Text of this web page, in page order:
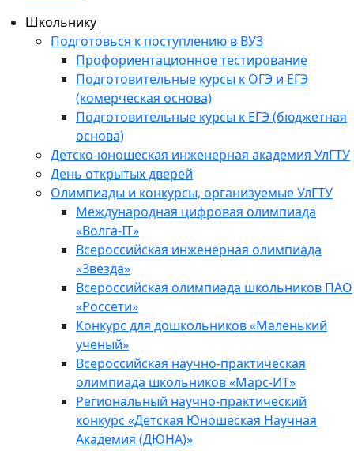
Школьнику
Подготовься к поступлению в ВУЗ
Профориентационное тестирование
Подготовительные курсы к ОГЭ и ЕГЭ
(комерческая основа)
Подготовительные курсы к ЕГЭ (бюджетная
основа)
Детско-юношеская инженерная академия УлГТУ
День открытых дверей
Олимпиады и конкурсы, организуемые УлГТУ
Международная цифровая олимпиада
«Волга-IT»
Всероссийская инженерная олимпиада
«Звезда»
Всероссийская олимпиада школьников ПАО
«Россети»
Конкурс для дошкольников «Маленький
ученый»
Всероссийская научно-практическая
олимпиада школьников «Марс-ИТ»
Региональный научно-практический
конкурс «Детская Юношеская Научная
Академия (ДЮНА)»